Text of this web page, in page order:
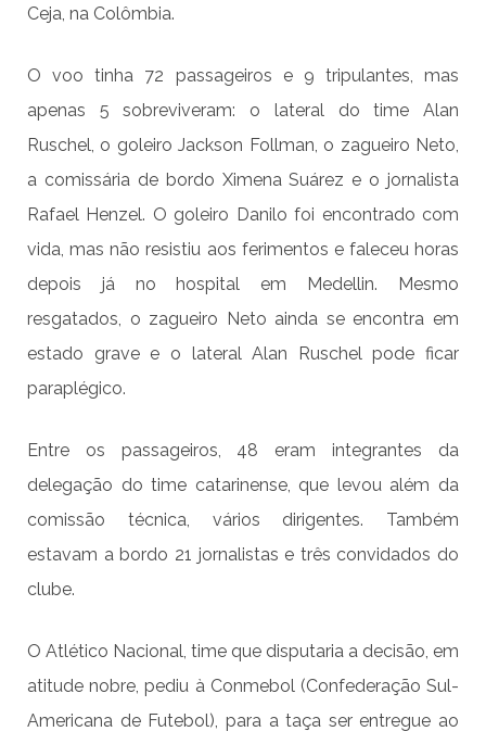
Ceja, na Colômbia.
O voo tinha 72 passageiros e 9 tripulantes, mas
apenas 5 sobreviveram: o lateral do time Alan
Ruschel, o goleiro Jackson Follman, o zagueiro Neto,
a comissária de bordo Ximena Suárez e o jornalista
Rafael Henzel. O goleiro Danilo foi encontrado com
vida, mas não resistiu aos ferimentos e faleceu horas
depois já no hospital em Medellin. Mesmo
resgatados, o zagueiro Neto ainda se encontra em
estado grave e o lateral Alan Ruschel pode ficar
paraplégico.
Entre os passageiros, 48 eram integrantes da
delegação do time catarinense, que levou além da
comissão técnica, vários dirigentes. Também
estavam a bordo 21 jornalistas e três convidados do
clube.
O Atlético Nacional, time que disputaria a decisão, em
atitude nobre, pediu à Conmebol (Confederação Sul-
Americana de Futebol), para a taça ser entregue ao